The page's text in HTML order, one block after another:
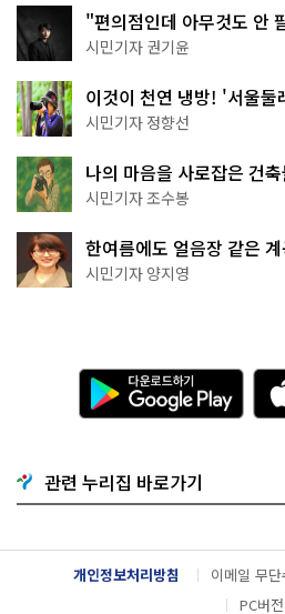
"편의점인데 아무것도 안
한 편의점의 정체
시민기자 권기윤
이것이 천연 냉방! '서울
나볼까
시민기자 정향선
나의 마음을 사로잡은 건
상작 공개!
시민기자 조수봉
한여름에도 얼음장 같은
천국이네~
시민기자 양지영
다
운
로
기
G
o
g
l
e
관련 누리집 바로가기
개인정보처리방침 이메일 무
PC버전